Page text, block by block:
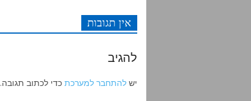
אין תגובות
להגיב
יש להתחבר למערכת כדי לכתוב תגובה.